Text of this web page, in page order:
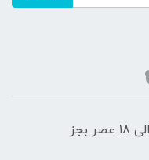
ساعات پاسخگویی از ساعت 8 صبح الی 18 عصر بجز